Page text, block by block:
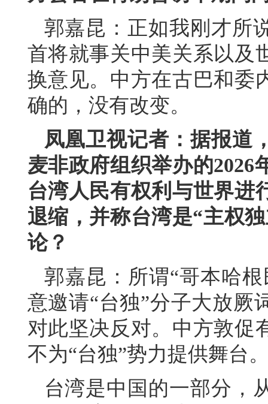
郭嘉昆：正如我刚才所
首将就事关中美关系以及
换意见。中方在古巴和委
确的，没有改变。
凤凰卫视记者：据报道
麦非政府组织举办的2026
台湾人民有权利与世界进
退缩，并称台湾是“主权
论？
郭嘉昆：所谓“哥本哈
意邀请“台独”分子大放厥
对此坚决反对。中方敦促
不为“台独”势力提供舞台
台湾是中国的一部分，